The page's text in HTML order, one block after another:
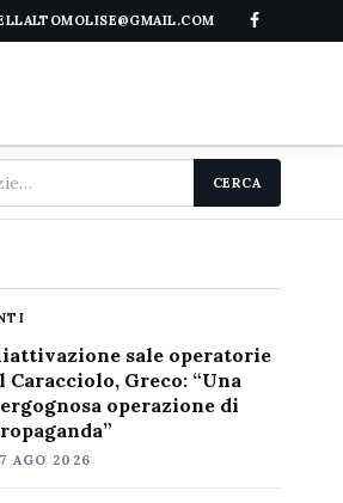
CERCA
sale operatorie
Caracciolo, Greco: “Una
operazione di
AGO 2026